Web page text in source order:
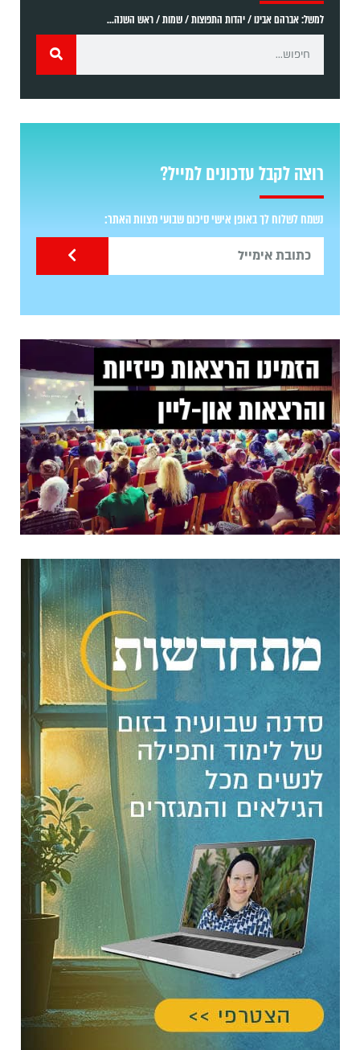
למשל: אברהם אבינו / יהדות התפוצות / שמות / ראש השנה...
רוצה לקבל עדכונים למייל?
נשמח לשלוח לך באופן אישי סיכום שבועי מצוות האתר: